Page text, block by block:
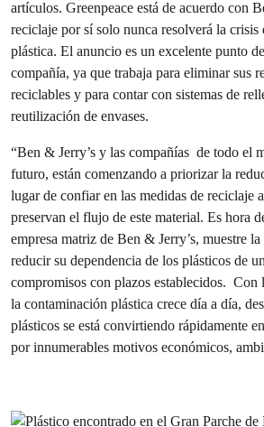
artículos. Greenpeace está de acuerdo con
reciclaje por sí solo nunca resolverá la
plástica. El anuncio es un excelente punto
compañía, ya que trabaja para eliminar sus
reciclables y para contar con sistemas de
reutilización de envases.
“Ben & Jerry’s y las compañías de todo el
futuro, están comenzando a priorizar la
lugar de confiar en las medidas de reciclaje
preservan el flujo de este material. Es hora
empresa matriz de Ben & Jerry’s, muestre
reducir su dependencia de los plásticos de
compromisos con plazos establecidos. Con
la contaminación plástica crece día a día,
plásticos se está convirtiendo rápidamente
por innumerables motivos económicos,